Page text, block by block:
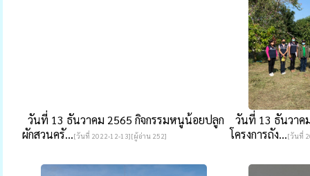
วันที่ 13 ธันวาคม 2565 กิจกรรมหนูน้อยปลูก
ผักสวนครั...[วันที่ 2022-12-13][ผู้อ่าน 252]
วันที่ 13 ธันวา
โครงการถัง...[วันที่